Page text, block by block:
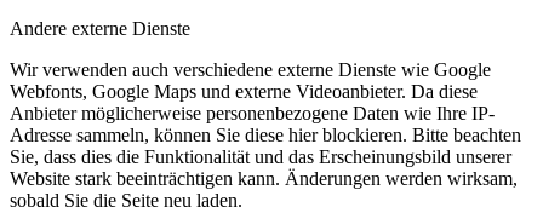
Andere externe Dienste
Wir verwenden auch verschiedene externe Dienste wie Google
Webfonts, Google Maps und externe Videoanbieter. Da diese
Anbieter möglicherweise personenbezogene Daten wie Ihre IP-
Adresse sammeln, können Sie diese hier blockieren. Bitte beachten
Sie, dass dies die Funktionalität und das Erscheinungsbild unserer
Website stark beeinträchtigen kann. Änderungen werden wirksam,
sobald Sie die Seite neu laden.